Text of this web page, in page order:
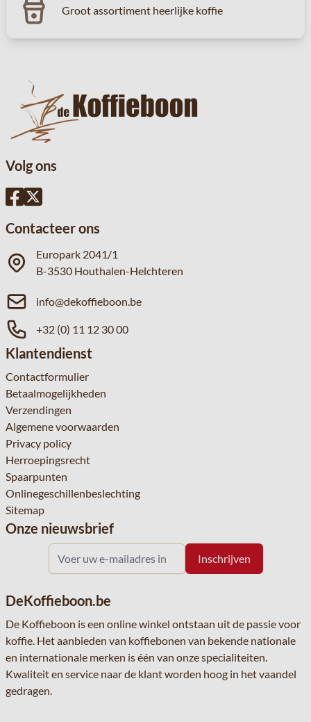
Groot assortiment heerlijke koffie
Volg ons
Contacteer ons
Europark 2041/1
B-3530 Houthalen-Helchteren
info@dekoffieboon.be
+32 (0) 11 12 30 00
Klantendienst
Contactformulier
Betaalmogelijkheden
Verzendingen
Algemene voorwaarden
Privacy policy
Herroepingsrecht
Spaarpunten
Onlinegeschillenbeslechting
Sitemap
Onze nieuwsbrief
DeKoffieboon.be
De Koffieboon is een online winkel ontstaan uit de passie voor
koffie. Het aanbieden van koffiebonen van bekende nationale
en internationale merken is één van onze specialiteiten.
Kwaliteit en service naar de klant worden hoog in het vaandel
gedragen.